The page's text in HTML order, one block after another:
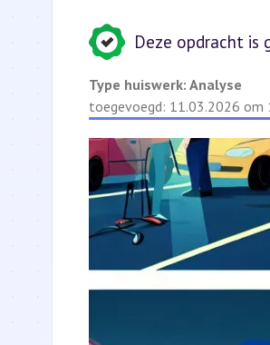
Deze opdracht is
Type huiswerk: Analyse
toegevoegd: 11.03.2026 om